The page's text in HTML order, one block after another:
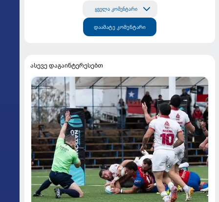
ყველა კომენტარი
დაამატე კომენტარი
ასევე დაგაინტერესებთ